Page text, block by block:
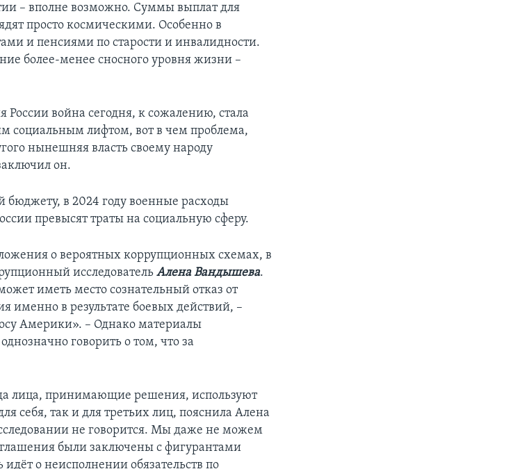
– вполне возможно. Суммы выплат для
просто космическими. Особенно в
и пенсиями по старости и инвалидности.
более-менее сносного уровня жизни –
России война сегодня, к сожалению, стала
социальным лифтом, вот в чем проблема,
нынешняя власть своему народу
он.
бюджету, в 2024 году военные расходы
превысят траты на социальную сферу.
о вероятных коррупционных схемах, в
исследовательАлена Вандышева.
иметь место сознательный отказ от
именно в результате боевых действий, –
Америки». – Однако материалы
говорить о том, что за
лица, принимающие решения, используют
себя, так и для третьих лиц, пояснила Алена
не говорится. Мы даже не можем
были заключены с фигурантами
идёт о неисполнении обязательств по